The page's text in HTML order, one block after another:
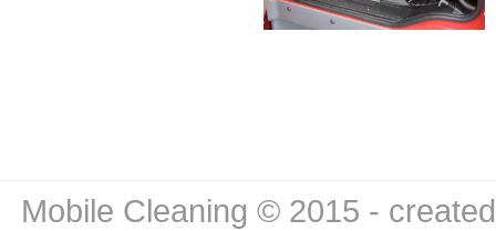
Mobile Cleaning © 2015 -